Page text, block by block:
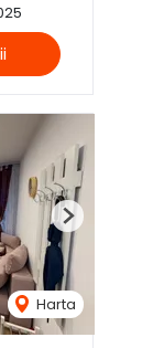
Harta
Next